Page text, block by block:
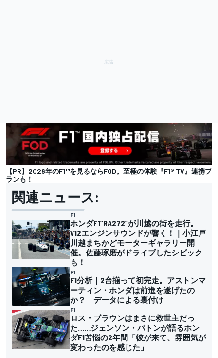
【PR】2026年のF1™︎を見るならFOD。至極の体験『F1® TV』連携プ
ランも！
関連ニュース:
F1
ホンダF1”RA272”が川越の街を走行。
V12エンジンサウンドが響く！｜小江戸
川越まちかどモーターギャラリー開
催。佐藤琢磨がドライブしたシビック
も！
F1
F1分析｜2台揃って初完走。アストンマ
ーティン・ホンダは前進を遂げたの
か？ データによる裏付け
F1
ロス・ブラウンはまさに救世主だっ
た……ジェンソン・バトンが語るホン
ダF1苦悩の2年間「彼が来て、雰囲気が
変わったのを感じた」